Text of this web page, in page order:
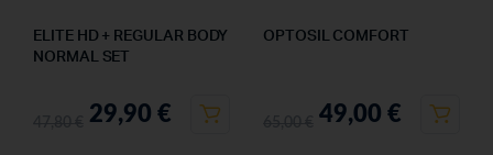
ELITE HD + REGULAR BODY
NORMAL SET
29,90 €
OPTOSIL COMFORT
49,00 €